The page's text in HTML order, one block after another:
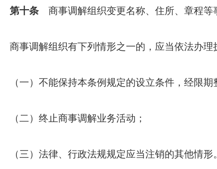
第十条 商事调解组织变更名称、住所、章程等
商事调解组织有下列情形之一的，应当依法办
（一）不能保持本条例规定的设立条件，经限
（二）终止商事调解业务活动；
（三）法律、行政法规规定应当注销的其他情形